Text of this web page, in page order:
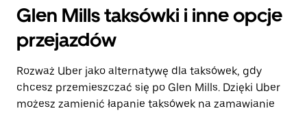
Glen Mills taksówki i inne opcje
przejazdów
Rozważ Uber jako alternatywę dla taksówek, gdy
chcesz przemieszczać się po Glen Mills. Dzięki Uber
możesz zamienić łapanie taksówek na zamawianie